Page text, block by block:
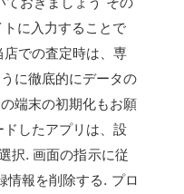
に入力することで
での査定時は、専
に徹底的にデータの
端末の初期化もお願
したアプリは、設
択. 画面の指示に従
情報を削除する. プロ